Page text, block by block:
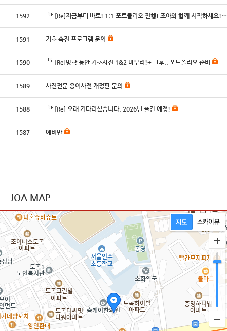
1592 [Re]지금부터 바로! 1:1 포트폴리오 진행! 조아와 함께 시작하세요!!
1591 기초 속진 프로그램 문의
1590 [Re]방학 동안 기초사진 1&2 마무리!+ 그후.. 포트폴리오 준비
1589 사진전문 용어사전 개정판 문의
1588 [Re] 오래 기다리셨습니다. 2026년 출간 예정!
1587 예비반
JOA MAP